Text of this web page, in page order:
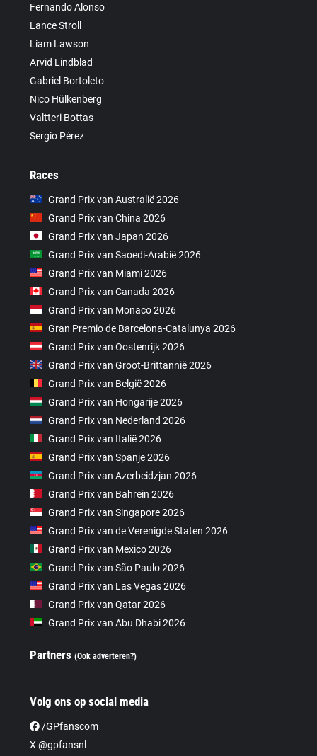
Fernando Alonso
Lance Stroll
Liam Lawson
Arvid Lindblad
Gabriel Bortoleto
Nico Hülkenberg
Valtteri Bottas
Sergio Pérez
Races
Grand Prix van Australië 2026
Grand Prix van China 2026
Grand Prix van Japan 2026
Grand Prix van Saoedi-Arabië 2026
Grand Prix van Miami 2026
Grand Prix van Canada 2026
Grand Prix van Monaco 2026
Gran Premio de Barcelona-Catalunya 2026
Grand Prix van Oostenrijk 2026
Grand Prix van Groot-Brittannië 2026
Grand Prix van België 2026
Grand Prix van Hongarije 2026
Grand Prix van Nederland 2026
Grand Prix van Italië 2026
Grand Prix van Spanje 2026
Grand Prix van Azerbeidzjan 2026
Grand Prix van Bahrein 2026
Grand Prix van Singapore 2026
Grand Prix van de Verenigde Staten 2026
Grand Prix van Mexico 2026
Grand Prix van São Paulo 2026
Grand Prix van Las Vegas 2026
Grand Prix van Qatar 2026
Grand Prix van Abu Dhabi 2026
Partners(Ook adverteren?)
Volg ons op social media
/GPfanscom
X @gpfansnl